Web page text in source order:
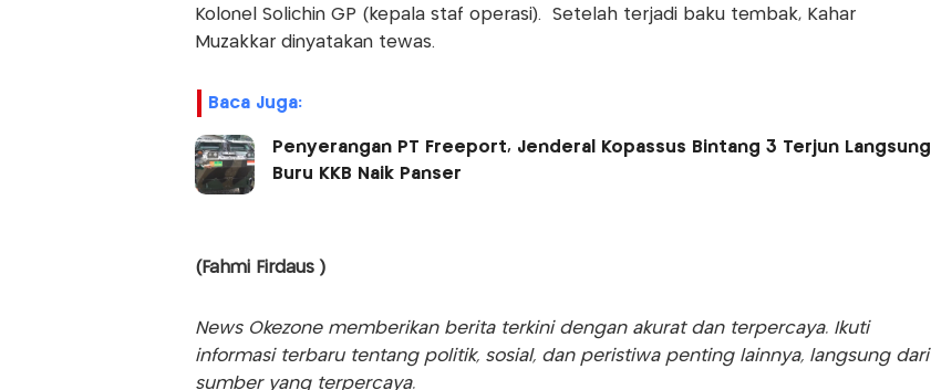
Kolonel Solichin GP (kepala staf operasi). Setelah terjadi baku tembak, Kahar
Muzakkar dinyatakan tewas.
Baca Juga:
Penyerangan PT Freeport, Jenderal Kopassus Bintang 3 Terjun Langsung
Buru KKB Naik Panser
(Fahmi Firdaus )
News Okezone memberikan berita terkini dengan akurat dan terpercaya. Ikuti
informasi terbaru tentang politik, sosial, dan peristiwa penting lainnya, langsung dari
sumber yang terpercaya.